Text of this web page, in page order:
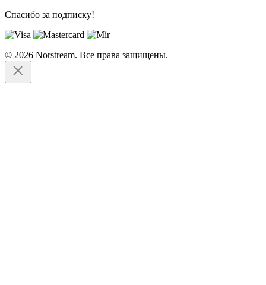
Спасибо за подписку!
© 2026 Norstream. Все права защищены.